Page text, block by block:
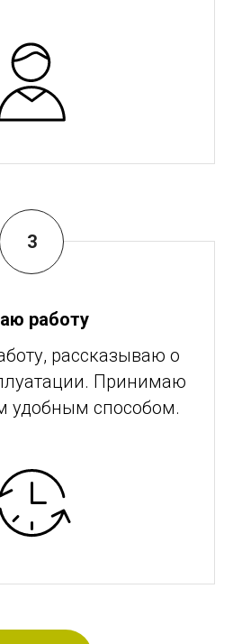
работу
рассказываю о
Принимаю
удобным способом.